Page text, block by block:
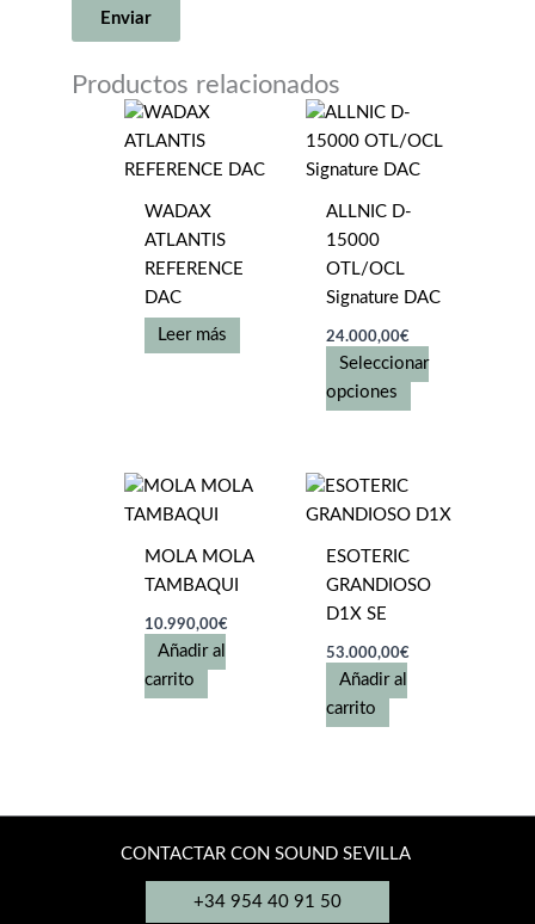
Productos relacionados
WADAX
ATLANTIS
REFERENCE
DAC
Leer más
ALLNIC D-
15000
OTL/OCL
Signature DAC
24.000,00€
Seleccionar
opciones
variantes.
se
MOLA MOLA
TAMBAQUI
10.990,00€
Añadir al
carrito
ESOTERIC
GRANDIOSO
D1X SE
53.000,00€
Añadir al
carrito
CONTACTAR CON SOUND SEVILLA
+34 954 40 91 50